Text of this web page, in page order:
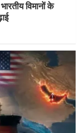
विमानों के